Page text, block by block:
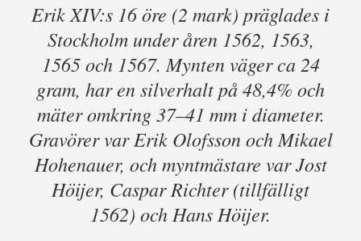
Erik XIV:s 16 öre (2 mark) präglades i
Stockholm under åren 1562, 1563,
1565 och 1567. Mynten väger ca 24
gram, har en silverhalt på 48,4% och
mäter omkring 37–41 mm i diameter.
Gravörer var Erik Olofsson och Mikael
Hohenauer, och myntmästare var Jost
Höijer, Caspar Richter (tillfälligt
1562) och Hans Höijer.